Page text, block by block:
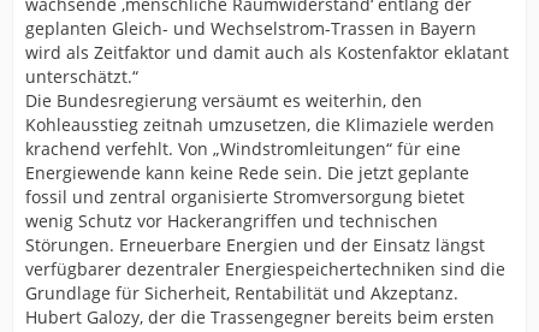
geplanten Gleich- und Wechselstrom-Trassen in Bayern
wird als Zeitfaktor und damit auch als Kostenfaktor eklatant
unterschätzt.“
Die Bundesregierung versäumt es weiterhin, den
Kohleausstieg zeitnah umzusetzen, die Klimaziele werden
krachend verfehlt. Von „Windstromleitungen“ für eine
Energiewende kann keine Rede sein. Die jetzt geplante
fossil und zentral organisierte Stromversorgung bietet
wenig Schutz vor Hackerangriffen und technischen
Störungen. Erneuerbare Energien und der Einsatz längst
verfügbarer dezentraler Energiespeichertechniken sind die
Grundlage für Sicherheit, Rentabilität und Akzeptanz.
Hubert Galozy, der die Trassengegner bereits beim ersten